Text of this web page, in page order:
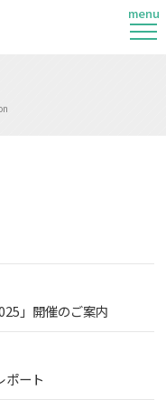
menu
」開催のご案内
ポート